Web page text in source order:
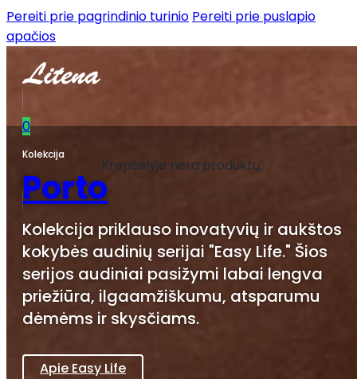
Pereiti prie pagrindinio turinio Pereiti prie puslapio
apačios
0
Krepšelyje nėra produktų.
Kolekcija
Porto
Kolekcija priklauso inovatyvių ir aukštos
kokybės audinių serijai "Easy Life." Šios
serijos audiniai pasižymi labai lengva
priežiūra, ilgaamžiškumu, atsparumu
dėmėms ir skysčiams.
Apie Easy Life